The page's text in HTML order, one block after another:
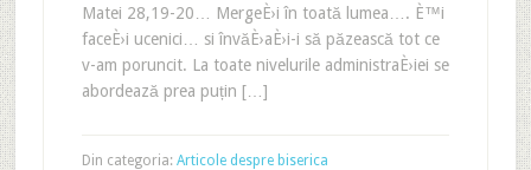
Matei 28,19-20… MergeÈ›i în toată lumea…. È™i
faceÈ›i ucenici… si învăÈ›aÈ›i-i să păzească tot ce
v-am poruncit. La toate nivelurile administraÈ›iei se
abordează prea puțin […]
Din categoria: Articole despre biserica